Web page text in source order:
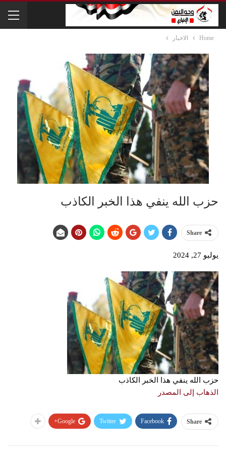
Home الاخبار
حزب الله ينفي هذا الخبر الكاذب
Share
يوليو 27, 2024
حزب الله ينفي هذا الخبر الكاذب
الذهاب إلى المصدر
Share
Facebook
Twitter
Google+